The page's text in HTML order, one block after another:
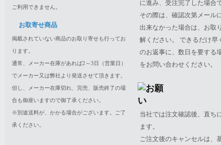
ご利用できません。
お取寄せ商品
掲載されていない商品のお取り寄せも行ってお
ります。
通常、メーカー在庫があれば2～3日（営業日）
でメーカー又は弊社より発送させて頂きます。
但し、メーカー在庫切れ、完売、販売終了の場
合も御座いますので御了承ください。
※別途送料が、かかる場合がございます。ご了
承ください。
に進み、受注完了した場合
その際は、確認次第メール
出来なかった場合は、お取
解ください。 できるだけ
のお返事に、数日を要する
をお問い合わせください。
当社では注文確認後、直ち
ます。
ご注文後のキャンセルは、